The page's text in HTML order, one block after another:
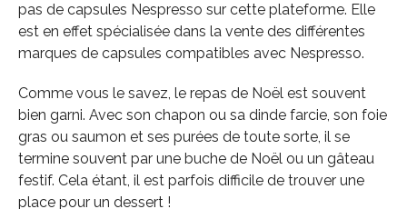
pas de capsules Nespresso sur cette plateforme. Elle
est en effet spécialisée dans la vente des différentes
marques de capsules compatibles avec Nespresso.
Comme vous le savez, le repas de Noël est souvent
bien garni. Avec son chapon ou sa dinde farcie, son foie
gras ou saumon et ses purées de toute sorte, il se
termine souvent par une buche de Noël ou un gâteau
festif. Cela étant, il est parfois difficile de trouver une
place pour un dessert !